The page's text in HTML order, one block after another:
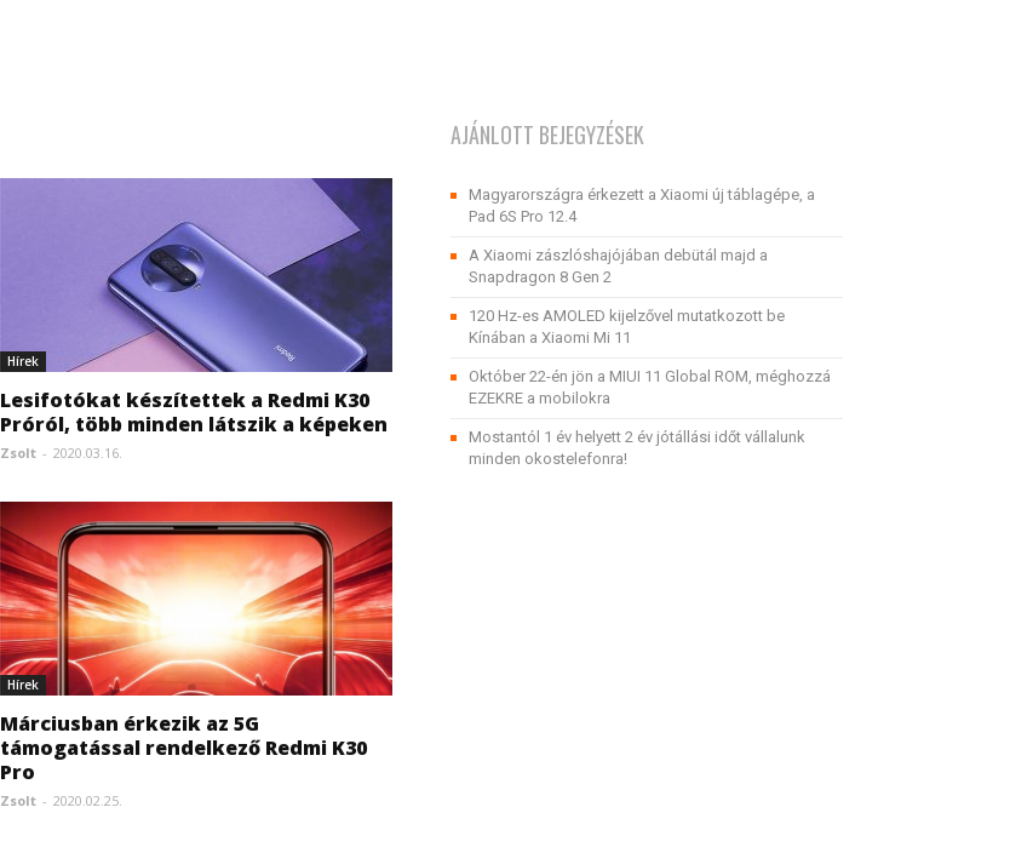
Hírek
Lesifotókat készítettek a Redmi K30
Próról, több minden látszik a képeken
Zsolt - 2020.03.16.
Hírek
Márciusban érkezik az 5G
támogatással rendelkező Redmi K30
Pro
Zsolt - 2020.02.25.
AJÁNLOTT BEJEGYZÉSEK
Magyarországra érkezett a Xiaomi új táblagépe, a
Pad 6S Pro 12.4
A Xiaomi zászlóshajójában debütál majd a
Snapdragon 8 Gen 2
120 Hz-es AMOLED kijelzővel mutatkozott be
Kínában a Xiaomi Mi 11
Október 22-én jön a MIUI 11 Global ROM, méghozzá
EZEKRE a mobilokra
Mostantól 1 év helyett 2 év jótállási időt vállalunk
minden okostelefonra!